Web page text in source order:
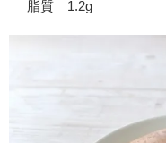
脂質 1.2g